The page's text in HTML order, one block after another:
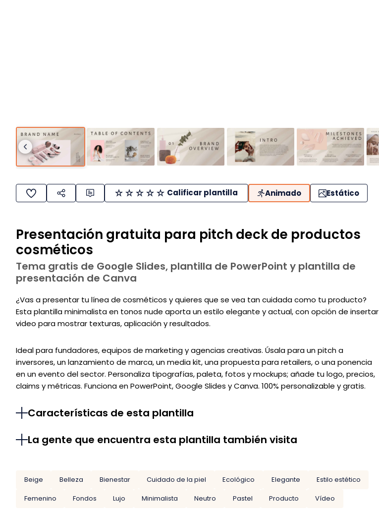
Calificar plantilla Animado Estático
Presentación gratuita para pitch deck de productos
cosméticos
Tema gratis de Google Slides, plantilla de PowerPoint y plantilla de
presentación de Canva
¿Vas a presentar tu línea de cosméticos y quieres que se vea tan cuidada como tu producto?
Esta plantilla minimalista en tonos nude aporta un estilo elegante y actual, con opción de insertar
video para mostrar texturas, aplicación y resultados.
Ideal para fundadores, equipos de marketing y agencias creativas. Úsala para un pitch a
inversores, un lanzamiento de marca, un media kit, una propuesta para retailers, o una ponencia
en un evento del sector. Personaliza tipografías, paleta, fotos y mockups; añade tu logo, precios,
claims y métricas. Funciona en PowerPoint, Google Slides y Canva. 100% personalizable y gratis.
Características de esta plantilla
La gente que encuentra esta plantilla también visita
Beige Belleza Bienestar Cuidado de la piel Ecológico Elegante
Estilo estético
Femenino
Fondos Lujo Minimalista Neutro Pastel Producto Vídeo